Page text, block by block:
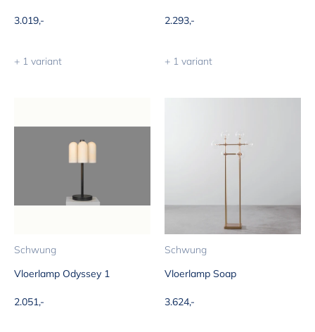
Aanbiedingsprijs
3.019,-
+ 1 variant
Aanbiedingsprijs
2.293,-
+ 1 variant
Schwung
Vloerlamp Odyssey 1
Aanbiedingsprijs
2.051,-
Schwung
Vloerlamp Soap
Aanbiedingsprijs
3.624,-